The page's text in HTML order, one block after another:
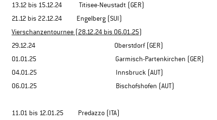
13.12 bis 15.12.24 Titisee-Neustadt (GER)
21.12 bis 22.12.24 Engelberg (SUI)
Vierschanzentournee (28.12.24 bis 06.01.25)
29.12.24 Oberstdorf (GER)
01.01.25 Garmisch-Partenkirchen (GER)
04.01.25 Innsbruck (AUT)
06.01.25 Bischofshofen (AUT)
11.01 bis 12.01.25 Predazzo (ITA)